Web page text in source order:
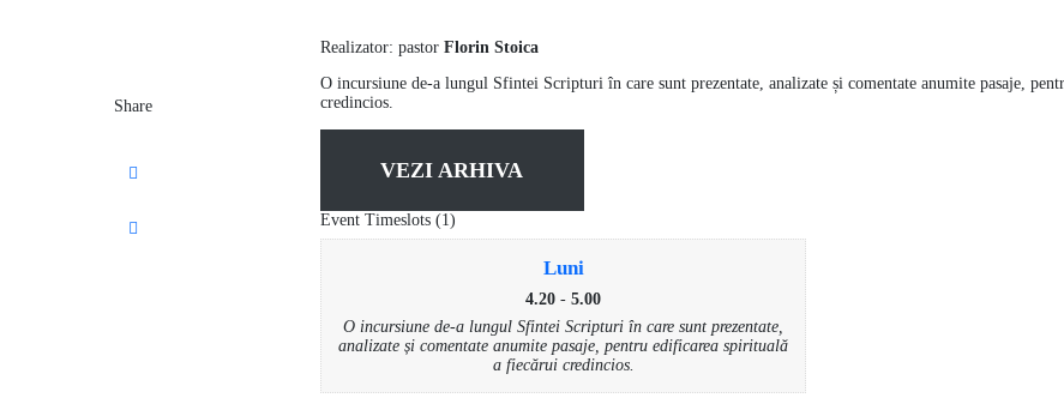
Share
Realizator: pastor Florin Stoica
O incursiune de-a lungul Sfintei Scripturi în care sunt prezentate, analizate și comentate anumite pasaje,
credincios.
VEZI ARHIVA
Event Timeslots (1)
Luni
4.20 - 5.00
O incursiune de-a lungul Sfintei Scripturi în care sunt prezentate,
analizate și comentate anumite pasaje, pentru edificarea spirituală
a fiecărui credincios.